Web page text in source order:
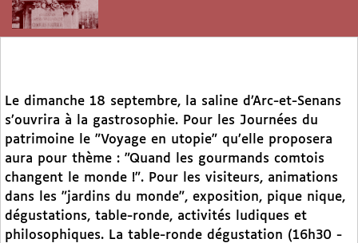
Le dimanche 18 septembre, la saline d’Arc-et-Senans
s’ouvrira à la gastrosophie. Pour les Journées du
patrimoine le "Voyage en utopie" qu’elle proposera
aura pour thème : "Quand les gourmands comtois
changent le monde !". Pour les visiteurs, animations
dans les "jardins du monde", exposition, pique nique,
dégustations, table-ronde, activités ludiques et
philosophiques. La table-ronde dégustation (16h30 -